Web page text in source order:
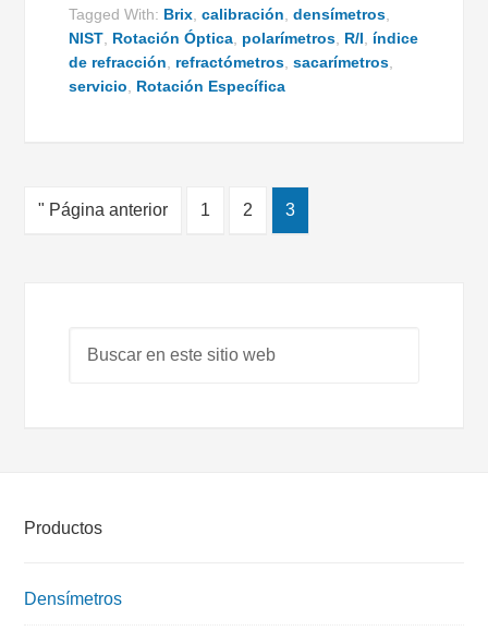
Tagged With: Brix ,calibración ,densímetros
NIST Rotación Óptica polarímetros R/I ,índice
de refracción
refractómetros ,sacarímetros
servicio
Rotación Específica
" Página anterior 1 2 3
Productos
Densímetros